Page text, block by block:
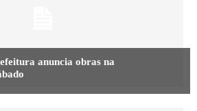
anuncia obras na